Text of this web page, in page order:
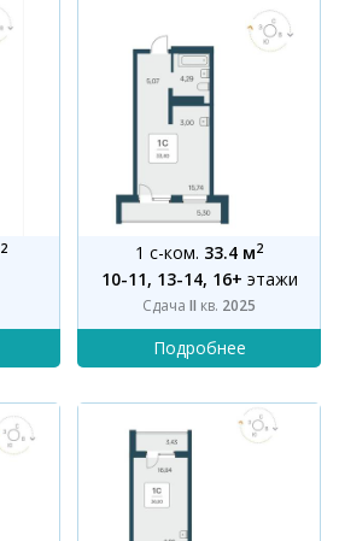
2 1 с-ком. 33.4 м2
10-11, 13-14, 16+ этажи
Сдача II кв. 2025